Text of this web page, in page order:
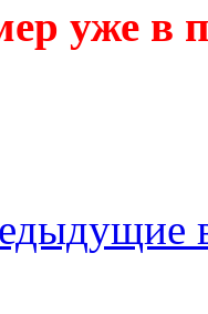
уже в